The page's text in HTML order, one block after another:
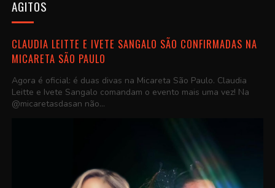
AGITOS
CLAUDIA LEITTE E IVETE SANGALO SÃO CONFIRMADAS NA
MICARETA SÃO PAULO
Agora é oficial: é duas divas na Micareta São Paulo. Claudia
Leitte e Ivete Sangalo comandam o evento mais uma vez! Na
@micaretasdasan não...